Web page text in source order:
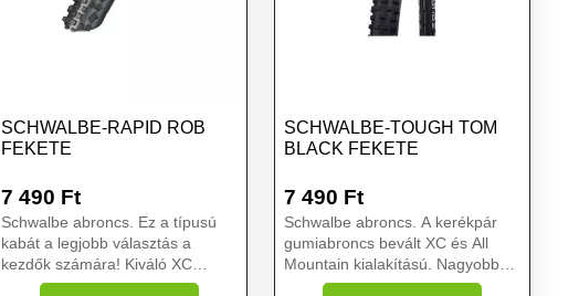
SCHWALBE-RAPID ROB
FEKETE
7 490 Ft
Schwalbe abroncs. Ez a típusú
kabát a legjobb választás a
kezdők számára! Kiváló XC
abroncs kiváló kivitelben és K-
SCHWALBE-TOUGH TOM
BLACK FEKETE
7 490 Ft
Schwalbe abroncs. A kerékpár
gumiabroncs bevált XC és All
Mountain kialakítású. Nagyobb
terepen ez igaz. Tökéletes az